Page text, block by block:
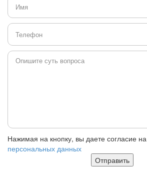
Нажимая на кнопку, вы даете согласие на
персональных данных